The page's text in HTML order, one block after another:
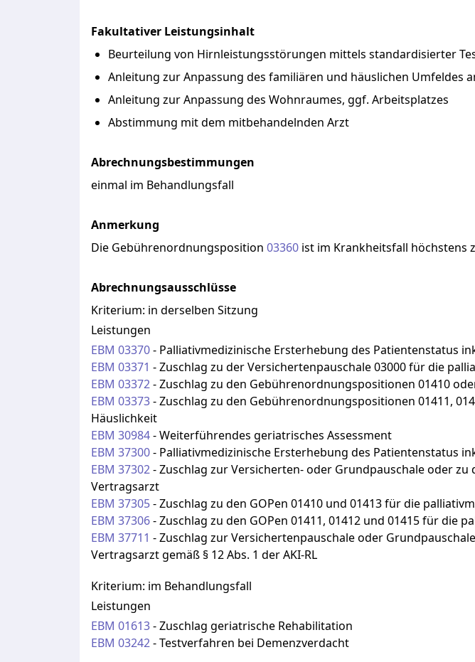
Fakultativer Leistungsinhalt
Beurteilung von Hirnleistungsstörungen mittels standardisierter
Anleitung zur Anpassung des familiären und häuslichen Umfeldes
Anleitung zur Anpassung des Wohnraumes, ggf. Arbeitsplatzes
Abstimmung mit dem mitbehandelnden Arzt
Abrechnungsbestimmungen
einmal im Behandlungsfall
Anmerkung
Die Gebührenordnungsposition 03360 ist im Krankheitsfall höchstens
Abrechnungsausschlüsse
Kriterium: in derselben Sitzung
Leistungen
EBM 03370- Palliativmedizinische Ersterhebung des Patientenstatus
EBM 03371 -Zuschlag zu der Versichertenpauschale 03000 für die
EBM 03372-Zuschlag zu den Gebührenordnungspositionen 01410
EBM 03373-Zuschlag zu den Gebührenordnungspositionen 01411,
Häuslichkeit
EBM 30984-Weiterführendes geriatrisches Assessment
EBM 37300- Palliativmedizinische Ersterhebung des Patientenstatus
EBM 37302-Zuschlag zur Versicherten- oder Grundpauschale oder
Vertragsarzt
EBM 37305-Zuschlag zu den GOPen 01410 und 01413 für die
EBM 37306-Zuschlag zu den GOPen 01411, 01412 und 01415 für die
EBM 37711 -Zuschlag zur Versichertenpauschale oder
Vertragsarzt gemäß § 12 Abs. 1 der AKI-RL
Kriterium: im Behandlungsfall
Leistungen
EBM 01613-Zuschlag geriatrische Rehabilitation
EBM 03242-Testverfahren bei Demenzverdacht